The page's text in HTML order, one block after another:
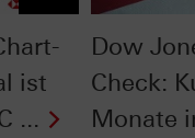
ist
...
Dow
Check:
Monate